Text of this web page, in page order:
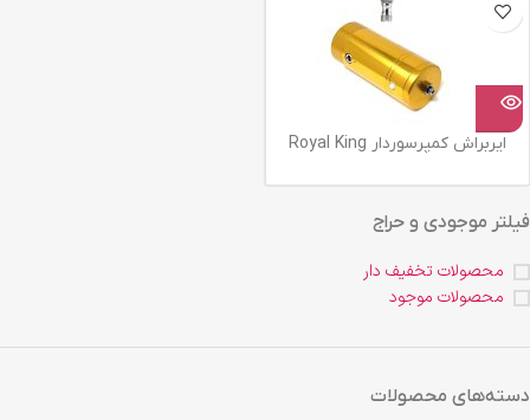
فیلتر موجودی و حراج
محصولات تخفیف دار
محصولات موجود
دسته‌های محصولات
ایربراش کمپرسوردار Royal King